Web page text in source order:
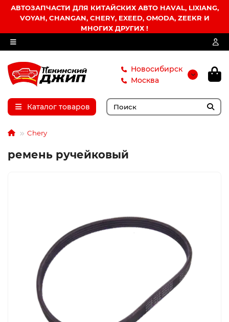
АВТОЗАПЧАСТИ ДЛЯ КИТАЙСКИХ АВТО HAVAL, LIXIANG,
VOYAH, CHANGAN, CHERY, EXEED, OMODA, ZEEKR И
МНОГИХ ДРУГИХ !
Новосибирск
Москва
Каталог товаров
Chery
ремень ручейковый